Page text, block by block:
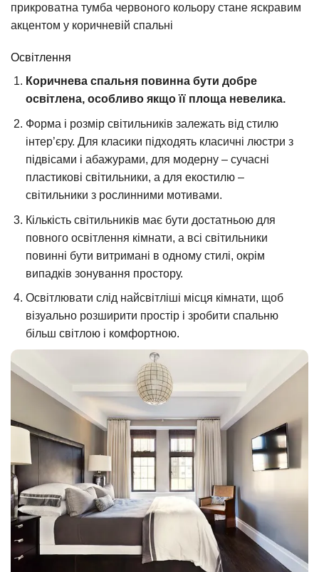
прикроватна тумба червоного кольору стане яскравим
акцентом у коричневій спальні
Освітлення
Коричнева спальня повинна бути добре
освітлена, особливо якщо її площа невелика.
Форма і розмір світильників залежать від стилю
інтер’єру. Для класики підходять класичні люстри з
підвісами і абажурами, для модерну – сучасні
пластикові світильники, а для екостилю –
світильники з рослинними мотивами.
Кількість світильників має бути достатньою для
повного освітлення кімнати, а всі світильники
повинні бути витримані в одному стилі, окрім
випадків зонування простору.
Освітлювати слід найсвітліші місця кімнати, щоб
візуально розширити простір і зробити спальню
більш світлою і комфортною.